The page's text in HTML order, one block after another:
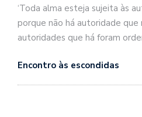
‘Toda alma esteja sujeita às
porque não há autoridade que
autoridades que há foram
Encontro às escondidas